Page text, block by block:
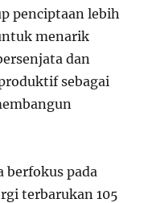
penciptaan lebih
menarik
dan
sebagai
berfokus pada
terbarukan 105